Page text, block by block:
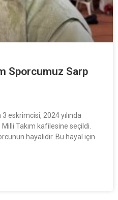
Sporcumuz Sarp
eskrimcisi, 2024 yılında
Takım kafilesine seçildi.
hayalidir. Bu hayal için